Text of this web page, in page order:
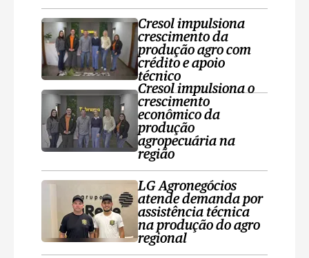
Cresol impulsiona
crescimento da
produção agro com
crédito e apoio
técnico
Cresol impulsiona o
crescimento
econômico da
produção
agropecuária na
região
LG Agronegócios
atende demanda por
assistência técnica
na produção do agro
regional